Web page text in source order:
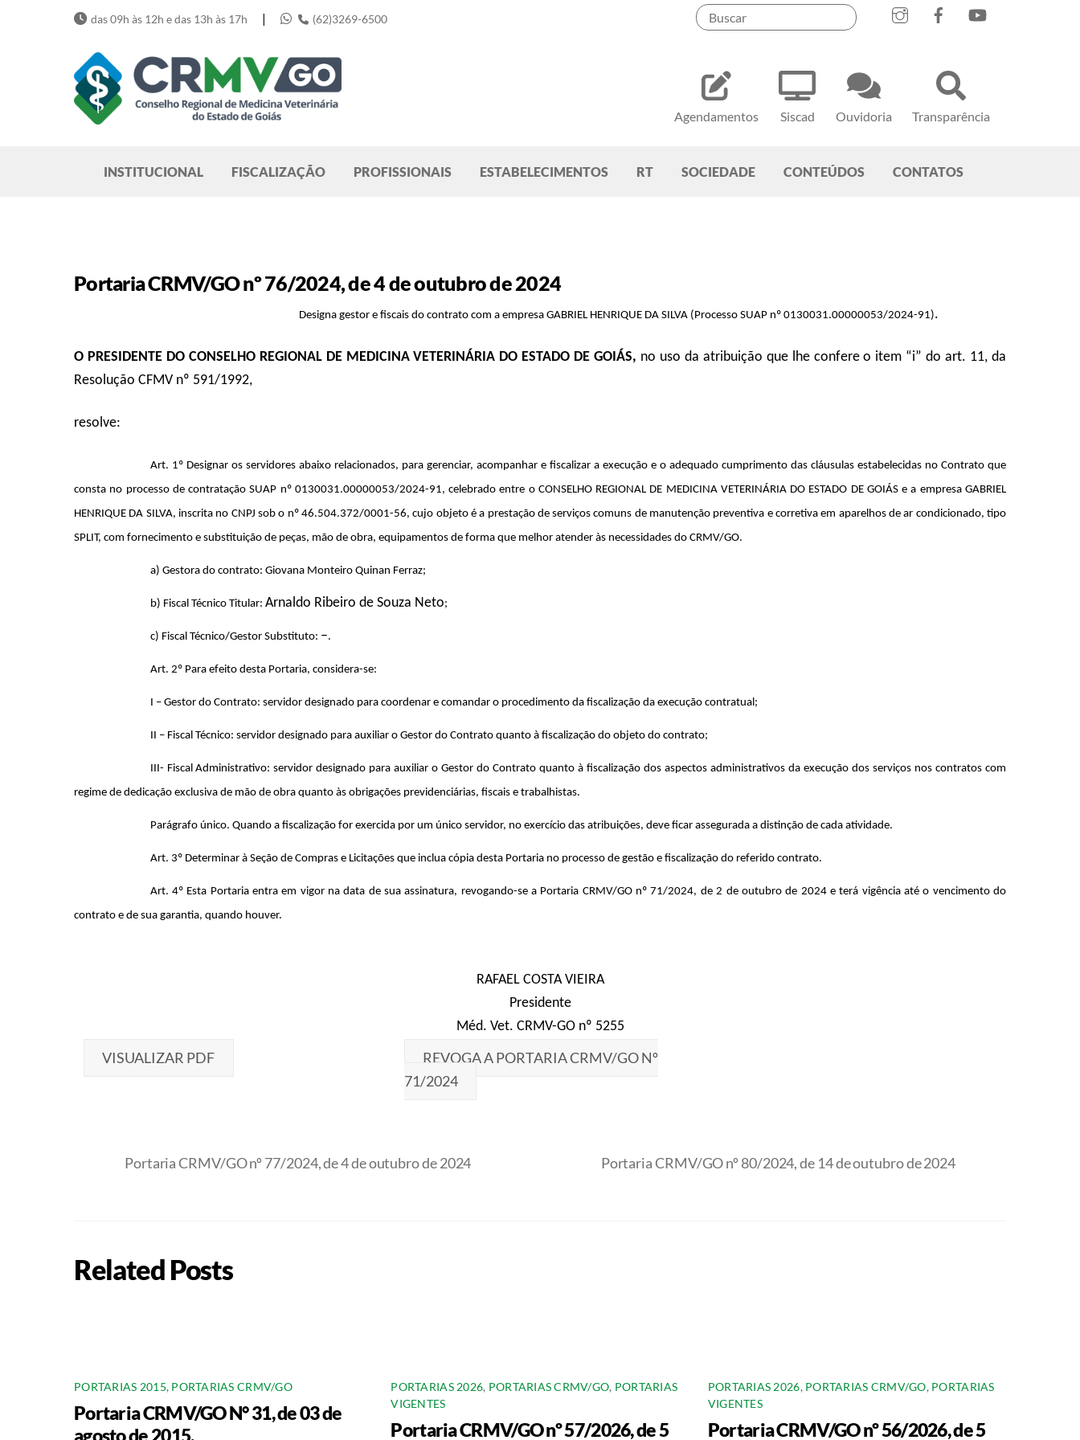
Agendamentos Siscad Ouvidoria Transparência
das 09h às 12h e das 13h às 17h | (62)3269-6500
INSTITUCIONAL FISCALIZAÇÃO PROFISSIONAIS ESTABELECIMENTOS RT SOCIEDADE CONTEÚDOS CONTATOS
Portaria CRMV/GO nº 76/2024, de 4 de outubro de 2024
Designa gestor e fiscais do contrato com a empresa GABRIEL HENRIQUE DA SILVA (Processo SUAP nº 0130031.00000053/2024-91).
O PRESIDENTE DO CONSELHO REGIONAL DE MEDICINA VETERINÁRIA DO ESTADO DE GOIÁS, no uso da atribuição que lhe confere o item “i” do art. 11, da
Resolução CFMV nº 591/1992,
resolve:
Art. 1º Designar os servidores abaixo relacionados, para gerenciar, acompanhar e fiscalizar a execução e o adequado cumprimento das cláusulas estabelecidas no Contrato que
consta no processo de contratação SUAP nº 0130031.00000053/2024-91, celebrado entre o CONSELHO REGIONAL DE MEDICINA VETERINÁRIA DO ESTADO DE GOIÁS e a empresa GABRIEL
HENRIQUE DA SILVA, inscrita no CNPJ sob o nº 46.504.372/0001-56, cujo objeto é a prestação de serviços comuns de manutenção preventiva e corretiva em aparelhos de ar condicionado, tipo
SPLIT, com fornecimento e substituição de peças, mão de obra, equipamentos de forma que melhor atender às necessidades do CRMV/GO.
a) Gestora do contrato: Giovana Monteiro Quinan Ferraz;
b) Fiscal Técnico Titular: Arnaldo Ribeiro de Souza Neto;
c) Fiscal Técnico/Gestor Substituto: –.
Art. 2º Para efeito desta Portaria, considera-se:
I – Gestor do Contrato: servidor designado para coordenar e comandar o procedimento da fiscalização da execução contratual;
II – Fiscal Técnico: servidor designado para auxiliar o Gestor do Contrato quanto à fiscalização do objeto do contrato;
III- Fiscal Administrativo: servidor designado para auxiliar o Gestor do Contrato quanto à fiscalização dos aspectos administrativos da execução dos serviços nos contratos com
regime de dedicação exclusiva de mão de obra quanto às obrigações previdenciárias, fiscais e trabalhistas.
Parágrafo único. Quando a fiscalização for exercida por um único servidor, no exercício das atribuições, deve ficar assegurada a distinção de cada atividade.
Art. 3º Determinar à Seção de Compras e Licitações que inclua cópia desta Portaria no processo de gestão e fiscalização do referido contrato.
Art. 4º Esta Portaria entra em vigor na data de sua assinatura, revogando-se a Portaria CRMV/GO nº 71/2024, de 2 de outubro de 2024 e terá vigência até o vencimento do
contrato e de sua garantia, quando houver.
RAFAEL COSTA VIEIRA
Presidente
Méd. Vet. CRMV-GO nº 5255
VISUALIZAR PDF
REVOGA A PORTARIA CRMV/GO Nº
71/2024
Portaria CRMV/GO nº 77/2024, de 4 de outubro de 2024 Portaria CRMV/GO nº 80/2024, de 14 de outubro de 2024
Related Posts
PORTARIAS 2015, PORTARIAS CRMV/GO
Portaria CRMV/GO N° 31, de 03 de
agosto de 2015.
PORTARIAS 2026, PORTARIAS CRMV/GO, PORTARIAS
VIGENTES
Portaria CRMV/GO nº 57/2026, de 5
PORTARIAS 2026, PORTARIAS CRMV/GO, PORTARIAS
VIGENTES
Portaria CRMV/GO nº 56/2026, de 5